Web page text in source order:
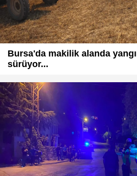
Bursa'da makilik alanda
sürüyor...